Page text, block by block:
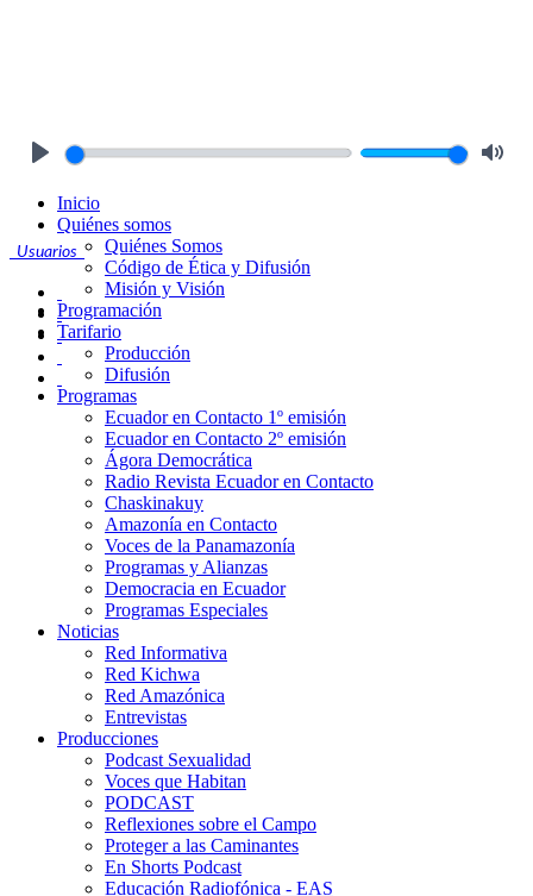
Usuarios
Inicio
Quiénes somos
Quiénes Somos
Código de Ética y Difusión
Misión y Visión
Programación
Tarifario
Producción
Difusión
Programas
Ecuador en Contacto 1º emisión
Ecuador en Contacto 2º emisión
Ágora Democrática
Radio Revista Ecuador en Contacto
Chaskinakuy
Amazonía en Contacto
Voces de la Panamazonía
Programas y Alianzas
Democracia en Ecuador
Programas Especiales
Noticias
Red Informativa
Red Kichwa
Red Amazónica
Entrevistas
Producciones
Podcast Sexualidad
Voces que Habitan
PODCAST
Reflexiones sobre el Campo
Proteger a las Caminantes
En Shorts Podcast
Educación Radiofónica - EAS